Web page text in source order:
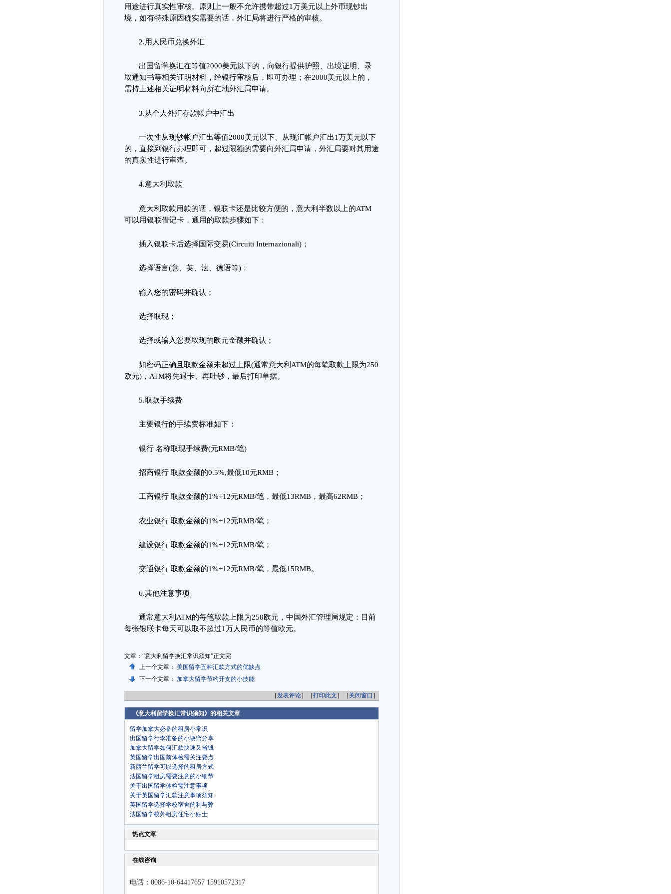
用途进行真实性审核。 原则上一般不允许携带超过1万美元以上外币现钞出
境，如有特殊原因确实需要的话，外汇局将进行严格的审核。
2.用人民币兑换外汇
出国留学换汇在等值2000美元以下的，向银行提供护照、出境证明、录
取通知书等相关证明材料，经银行审核后，即可办理 ； 在2000美元以上的，
需持上述相关证明材料向所在地外汇局申请。
3.从个人外汇存款帐户中汇出
一次性从现钞帐户汇出等值2000美元以下、从现汇帐户汇出1万美元以下
的，直接到银行办理即可，超过限额的需要向外汇局申请，外汇局要对其用途
的真实性进行审查。
4.意大利取款
意大利取款用款的话，银联卡还是比较方便的，意大利半数以上的ATM
可以用银联借记卡，通用的取款步骤如下：
插入银联卡后选择国际交易(Circuiti Internazionali) ；
选择语言(意、英、法、德语等) ；
输入您的密码并确认 ；
选择取现 ；
选择或输入您要取现的欧元金额并确认 ；
如密码正确且取款金额未超过上限(通常意大利 ATM的每笔取款上限为250
欧元) ， ATM将先退卡、再吐钞，最后打印单据。
5.取款手续费
主要银行的手续费标准如下：
银行 名称取现手续费(元RMB/笔)
招商银行 取款金额的0.5%,最低10元RMB ；
工商银行 取款金额的1%+12元RMB/笔，最低13RMB ，最高62RMB ；
农业银行 取款金额的1%+12元RMB/笔 ；
建设银行 取款金额的1%+12元RMB/笔 ；
交通银行 取款金额的1%+12元RMB/笔，最低15RMB。
6.其他注意事项
通常意大利 ATM的每笔取款上限为250欧元 ，中国外汇管理局规定：目前
每张银联卡每天可以取不超过1万人民币的等值欧元。
文章：“意大利留学换汇常识须知”正文完
上一个文章： 美国留学五种汇款方式的优缺点
下一个文章： 加拿大留学节约开支的小技能
［发表评论］［打印此文 ］［ 关闭窗口 ］
《意大利留学换汇常识须知》的相关文章
留学加拿大必备的租房小常识
出国留学行李准备的小诀窍分享
加拿大留学如何汇款快速又省钱
英国留学出国前体检需关注要点
新西兰留学可以选择的租房方式
法国留学租房需要注意的小细节
关于出国留学体检需注意事项
关于英国留学汇款注意事项须知
英国留学选择学校宿舍的利与弊
法国留学校外租房住宅小贴士
热点文章
在线咨询